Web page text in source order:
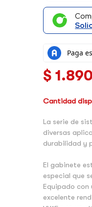
$
Cantidad
La serie de
diversas
durabilidad y
El gabinete
especial que
Equipado con
excelente